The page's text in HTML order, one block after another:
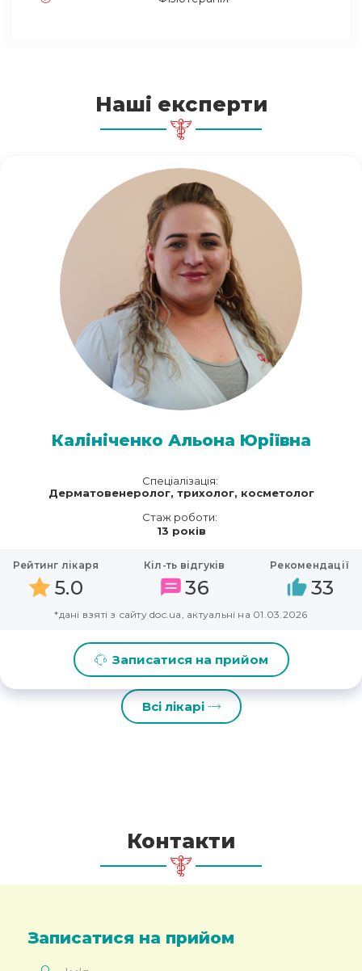
Наші експерти
Калініченко Альона Юріївна
Спеціалізація:
Дерматовенеролог, трихолог, косметолог
Стаж роботи:
13 років
Рейтинг лікаря
5.0
Кіл-ть відгуків
36
Рекомендації
33
*дані взяті з сайту doc.ua, актуальні на 01.03.2026
Записатися на прийом
Всі лікарі
Контакти
Записатися на прийом
Ім'я